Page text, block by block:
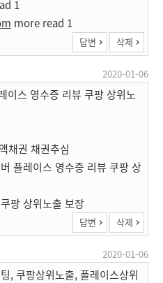
1
more read 1
답변 삭제
2020-01-06
이스 영수증 리뷰 쿠팡 상위노
채권 채권추심
플레이스 영수증 리뷰 쿠팡 상
쿠팡 상위노출 보장
답변 삭제
2020-01-06
, 쿠팡상위노출, 플레이스상위